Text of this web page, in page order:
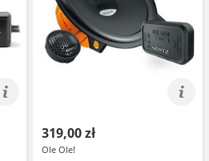
319,00 zł
Ole Ole!